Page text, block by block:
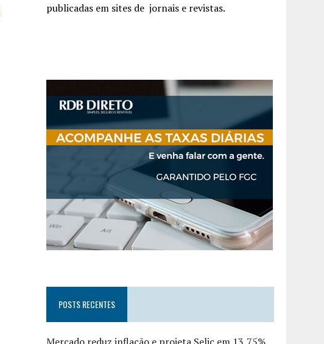
publicadas em sites de jornais e revistas.
POSTS RECENTES
Mercado reduz inflação e projeta Selic em 13,75%